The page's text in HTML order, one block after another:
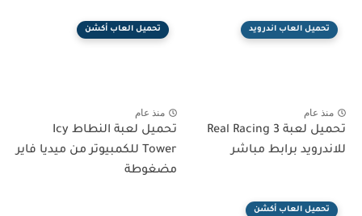
تحميل العاب اندرويد
منذ عام
تحميل لعبة Real Racing 3
للاندرويد برابط مباشر
تحميل العاب أكشن
منذ عام
تحميل لعبة النطاط Icy
Tower للكمبيوتر من ميديا فاير
مضغوطة
تحميل العاب أكشن